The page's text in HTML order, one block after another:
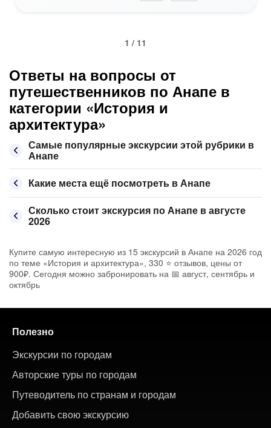
1 / 11
Ответы на вопросы от
путешественников по Анапе в
категории «История и
архитектура»
Самые популярные экскурсии этой рубрики в
Анапе
Какие места ещё посмотреть в Анапе
Сколько стоит экскурсия по Анапе в августе
2026
Купите самую интересную из 15 экскурсий в Анапе на 2026 год
по теме «История и архитектура», 330 ⭐ отзывов, цены от
900₽. Сегодня можно забронировать на 📅 август, сентябрь и
октябрь
Полезно
Экскурсии по городам
Авторские туры по городам
Путеводитель по странам и городам
Добавить свою экскурсию